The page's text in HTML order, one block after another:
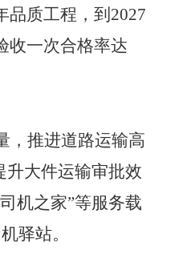
品质工程，到2027
收一次合格率达
，推进道路运输高
升大件运输审批效
机之家”等服务载
驿站。